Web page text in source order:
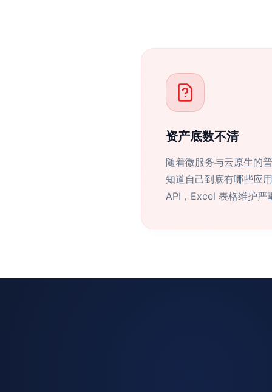
资产底数不清
随着微服务与云原生的
知道自己到底有哪些应
API，Excel 表格维护严